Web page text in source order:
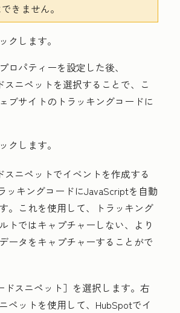
きません。
クします。
ロパティーを設定した後、
スニペットを選択することで、こ
ブサイトのトラッキングコードに
クします。
スニペットでイベントを作成する
ッキングコードにJavaScriptを自動
。これを使用して、トラッキング
トではキャプチャーしない、より
ータをキャプチャーすることがで
ドスニペット］を選択します。右
ペットを使用して、HubSpotでイ